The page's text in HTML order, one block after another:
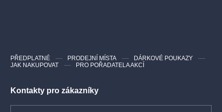
Kontakty pro zákazníky
PŘEDPLATNÉ PRODEJNÍ MÍSTA
DÁRKOVÉ POUKAZY
JAK NAKUPOVAT
PRO POŘADATELA AKCÍ